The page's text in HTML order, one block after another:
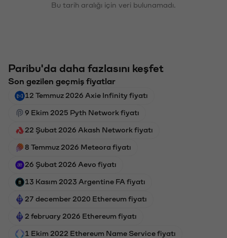
Bu tarih aralığı için veri bulunamadı.
Paribu'da daha fazlasını keşfet
Son gezilen geçmiş fiyatlar
12 Temmuz 2026 Axie Infinity fiyatı
9 Ekim 2025 Pyth Network fiyatı
22 Şubat 2026 Akash Network fiyatı
8 Temmuz 2026 Meteora fiyatı
26 Şubat 2026 Aevo fiyatı
13 Kasım 2023 Argentine FA fiyatı
27 december 2020 Ethereum fiyatı
2 february 2026 Ethereum fiyatı
1 Ekim 2022 Ethereum Name Service fiyatı